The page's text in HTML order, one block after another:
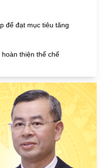
để đạt mục tiêu tăng
thiện thể chế